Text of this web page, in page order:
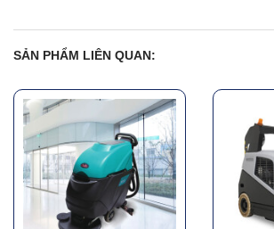
SẢN PHẨM LIÊN QUAN: